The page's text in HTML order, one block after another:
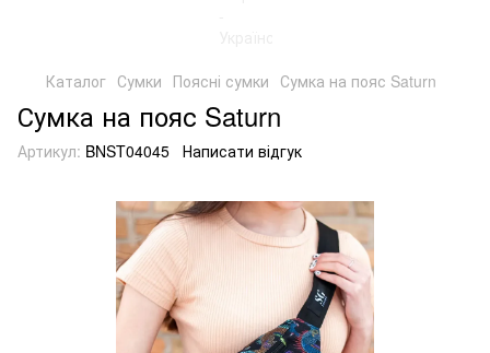
Каталог Сумки Поясні сумки Сумка на пояс Saturn
Сумка на пояс Saturn
Артикул: BNST04045 Написати відгук